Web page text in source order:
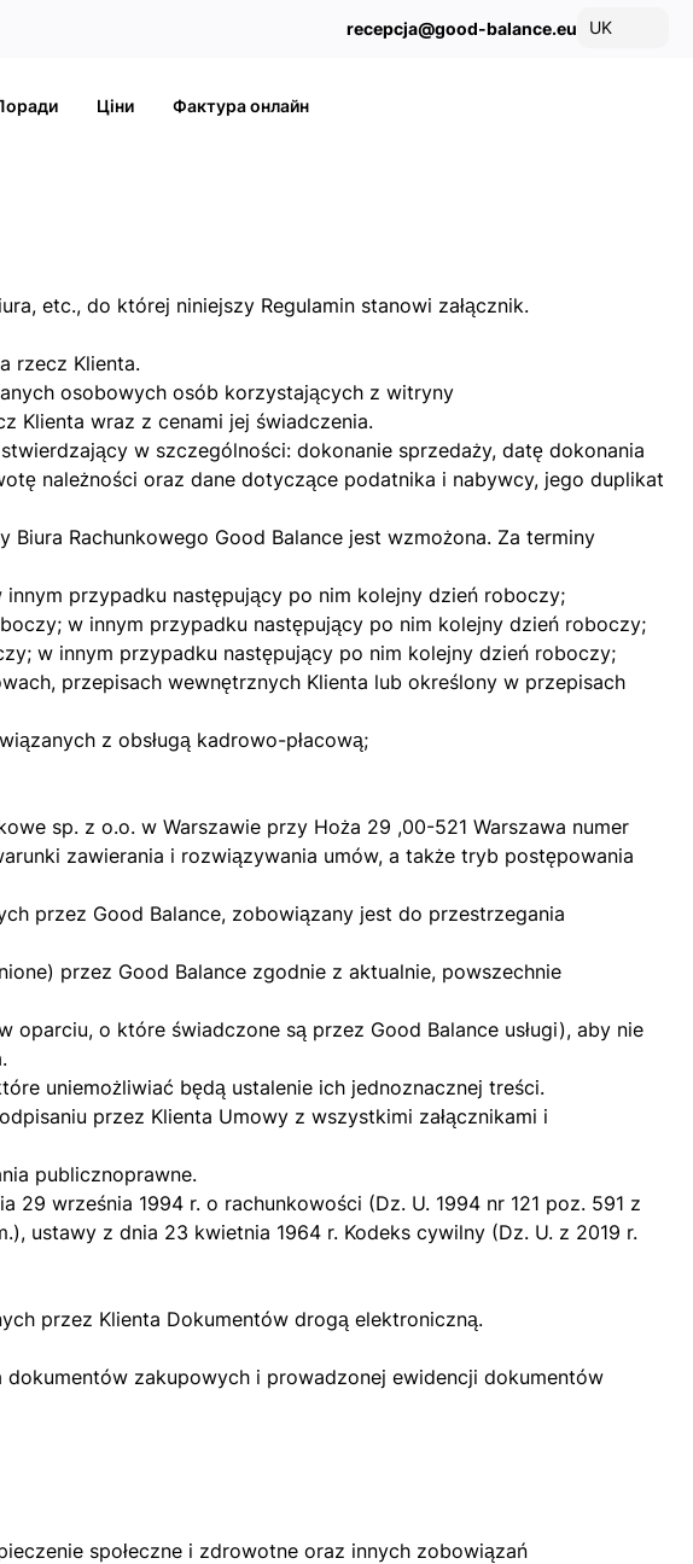
recepcja@good-balance.eu UK
Ціни Фактура онлайн
etc., do której niniejszy Regulamin stanowi załącznik.
rzecz Klienta.
osobowych osób korzystających z witryny
Klienta wraz z cenami jej świadczenia.
w szczególności: dokonanie sprzedaży, datę dokonania
należności oraz dane dotyczące podatnika i nabywcy, jego duplikat
Rachunkowego Good Balance jest wzmożona. Za terminy
przypadku następujący po nim kolejny dzień roboczy;
w innym przypadku następujący po nim kolejny dzień roboczy;
w innym przypadku następujący po nim kolejny dzień roboczy;
przepisach wewnętrznych Klienta lub określony w przepisach
z obsługą kadrowo-płacową;
sp. z o.o. w Warszawie przy Hoża 29 ,00-521 Warszawa numer
zawierania i rozwiązywania umów, a także tryb postępowania
przez Good Balance, zobowiązany jest do przestrzegania
przez Good Balance zgodnie z aktualnie, powszechnie
o które świadczone są przez Good Balance usługi), aby nie
uniemożliwiać będą ustalenie ich jednoznacznej treści.
przez Klienta Umowy z wszystkimi załącznikami i
publicznoprawne.
września 1994 r. o rachunkowości (Dz. U. 1994 nr 121 poz. 591 z
ustawy z dnia 23 kwietnia 1964 r. Kodeks cywilny (Dz. U. z 2019 r.
przez Klienta Dokumentów drogą elektroniczną.
zakupowych i prowadzonej ewidencji dokumentów
społeczne i zdrowotne oraz innych zobowiązań